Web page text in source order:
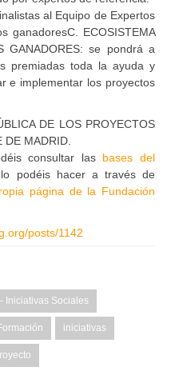
al Equipo de Expertos
ganadoresC. ECOSISTEMA
GANADORES: se pondrá a
premiadas toda la ayuda y
e implementar los proyectos
BLICADE LOS PROYECTOS
DE MADRID
consultar las bases del
lo podéis hacer a través de
página de la Fundación
posts/1142
Iniciativas Sociales
iniciativas